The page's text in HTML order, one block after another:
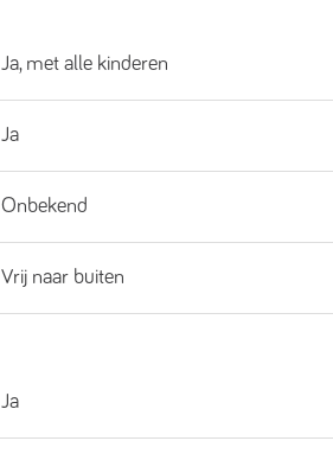
Ja, met alle kinderen
Ja
Onbekend
Vrij naar buiten
Ja